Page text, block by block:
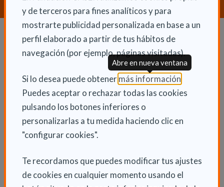
y de terceros para fines analíticos y para
mostrarte publicidad personalizada en base a un
perfil elaborado a partir de tus hábitos de
navegación (por ejemplo, páginas visitadas).
Si lo desea puede obtener más información
Puedes aceptar o rechazar todas las cookies
pulsando los botones inferiores o
personalizarlas a tu medida haciendo clic en
"configurar cookies".
Te recordamos que puedes modificar tus ajustes
de cookies en cualquier momento usando el
Abre en nueva ventana
Dependencia y autonomía
Dependencia en las CCAA
Trámites
La Ley de dependencia
Servicios
Autonomía